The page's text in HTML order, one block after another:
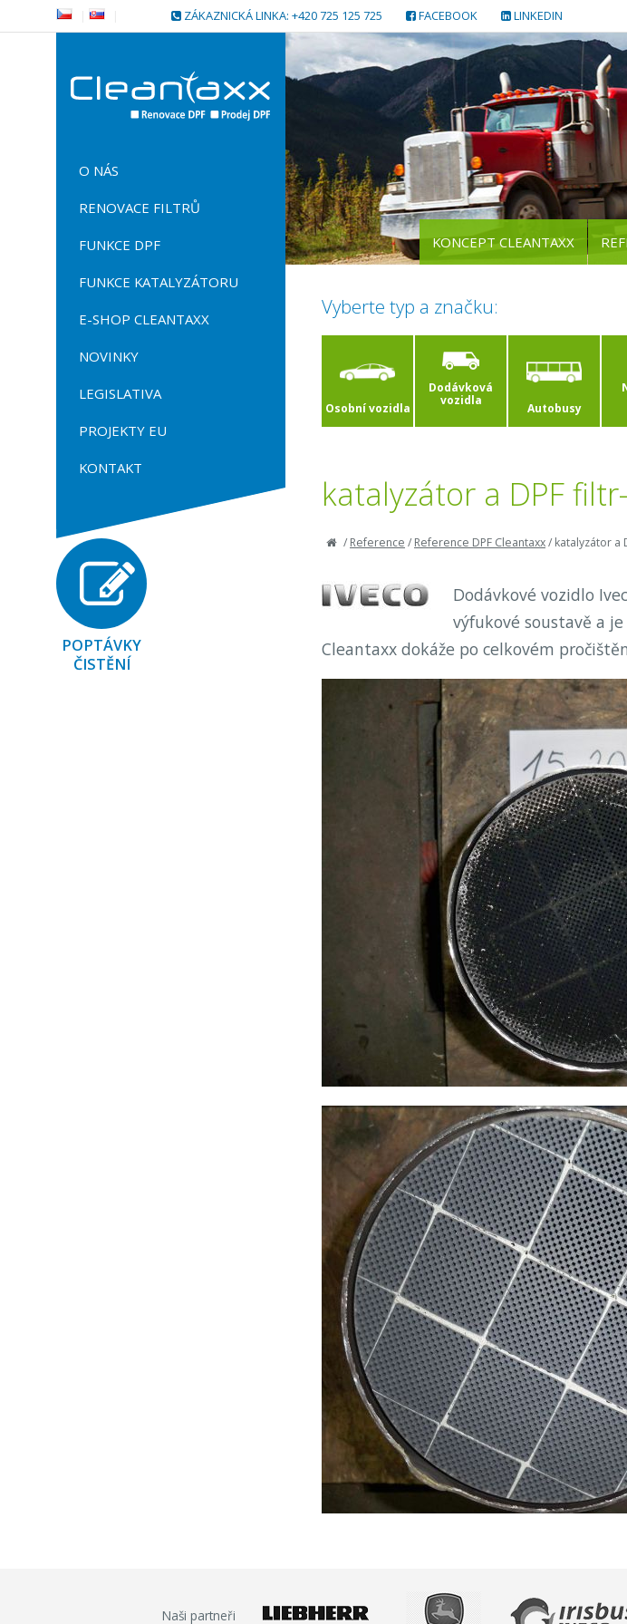
ZÁKAZNICKÁ LINKA: +420 725 125 725 FACEBOOK LINKEDIN
Vyberte typ a značku:
Osobní vozidla
Dodávková
vozidla
Autobusy
katalyzátor a DPF
/Reference /Reference DPF Cleantaxx/katalyzátor a
Dodávkové vozidlo
výfukové soustavě a
Cleantaxx dokáže po celkovém
O NÁS
RENOVACE FILTRŮ
FUNKCE DPF
FUNKCE KATALYZÁTORU
E-SHOP CLEANTAXX
NOVINKY
LEGISLATIVA
PROJEKTY EU
KONTAKT
POPTÁVKY
ČISTĚNÍ
KONCEPT CLEANTAXX
Naši partneři